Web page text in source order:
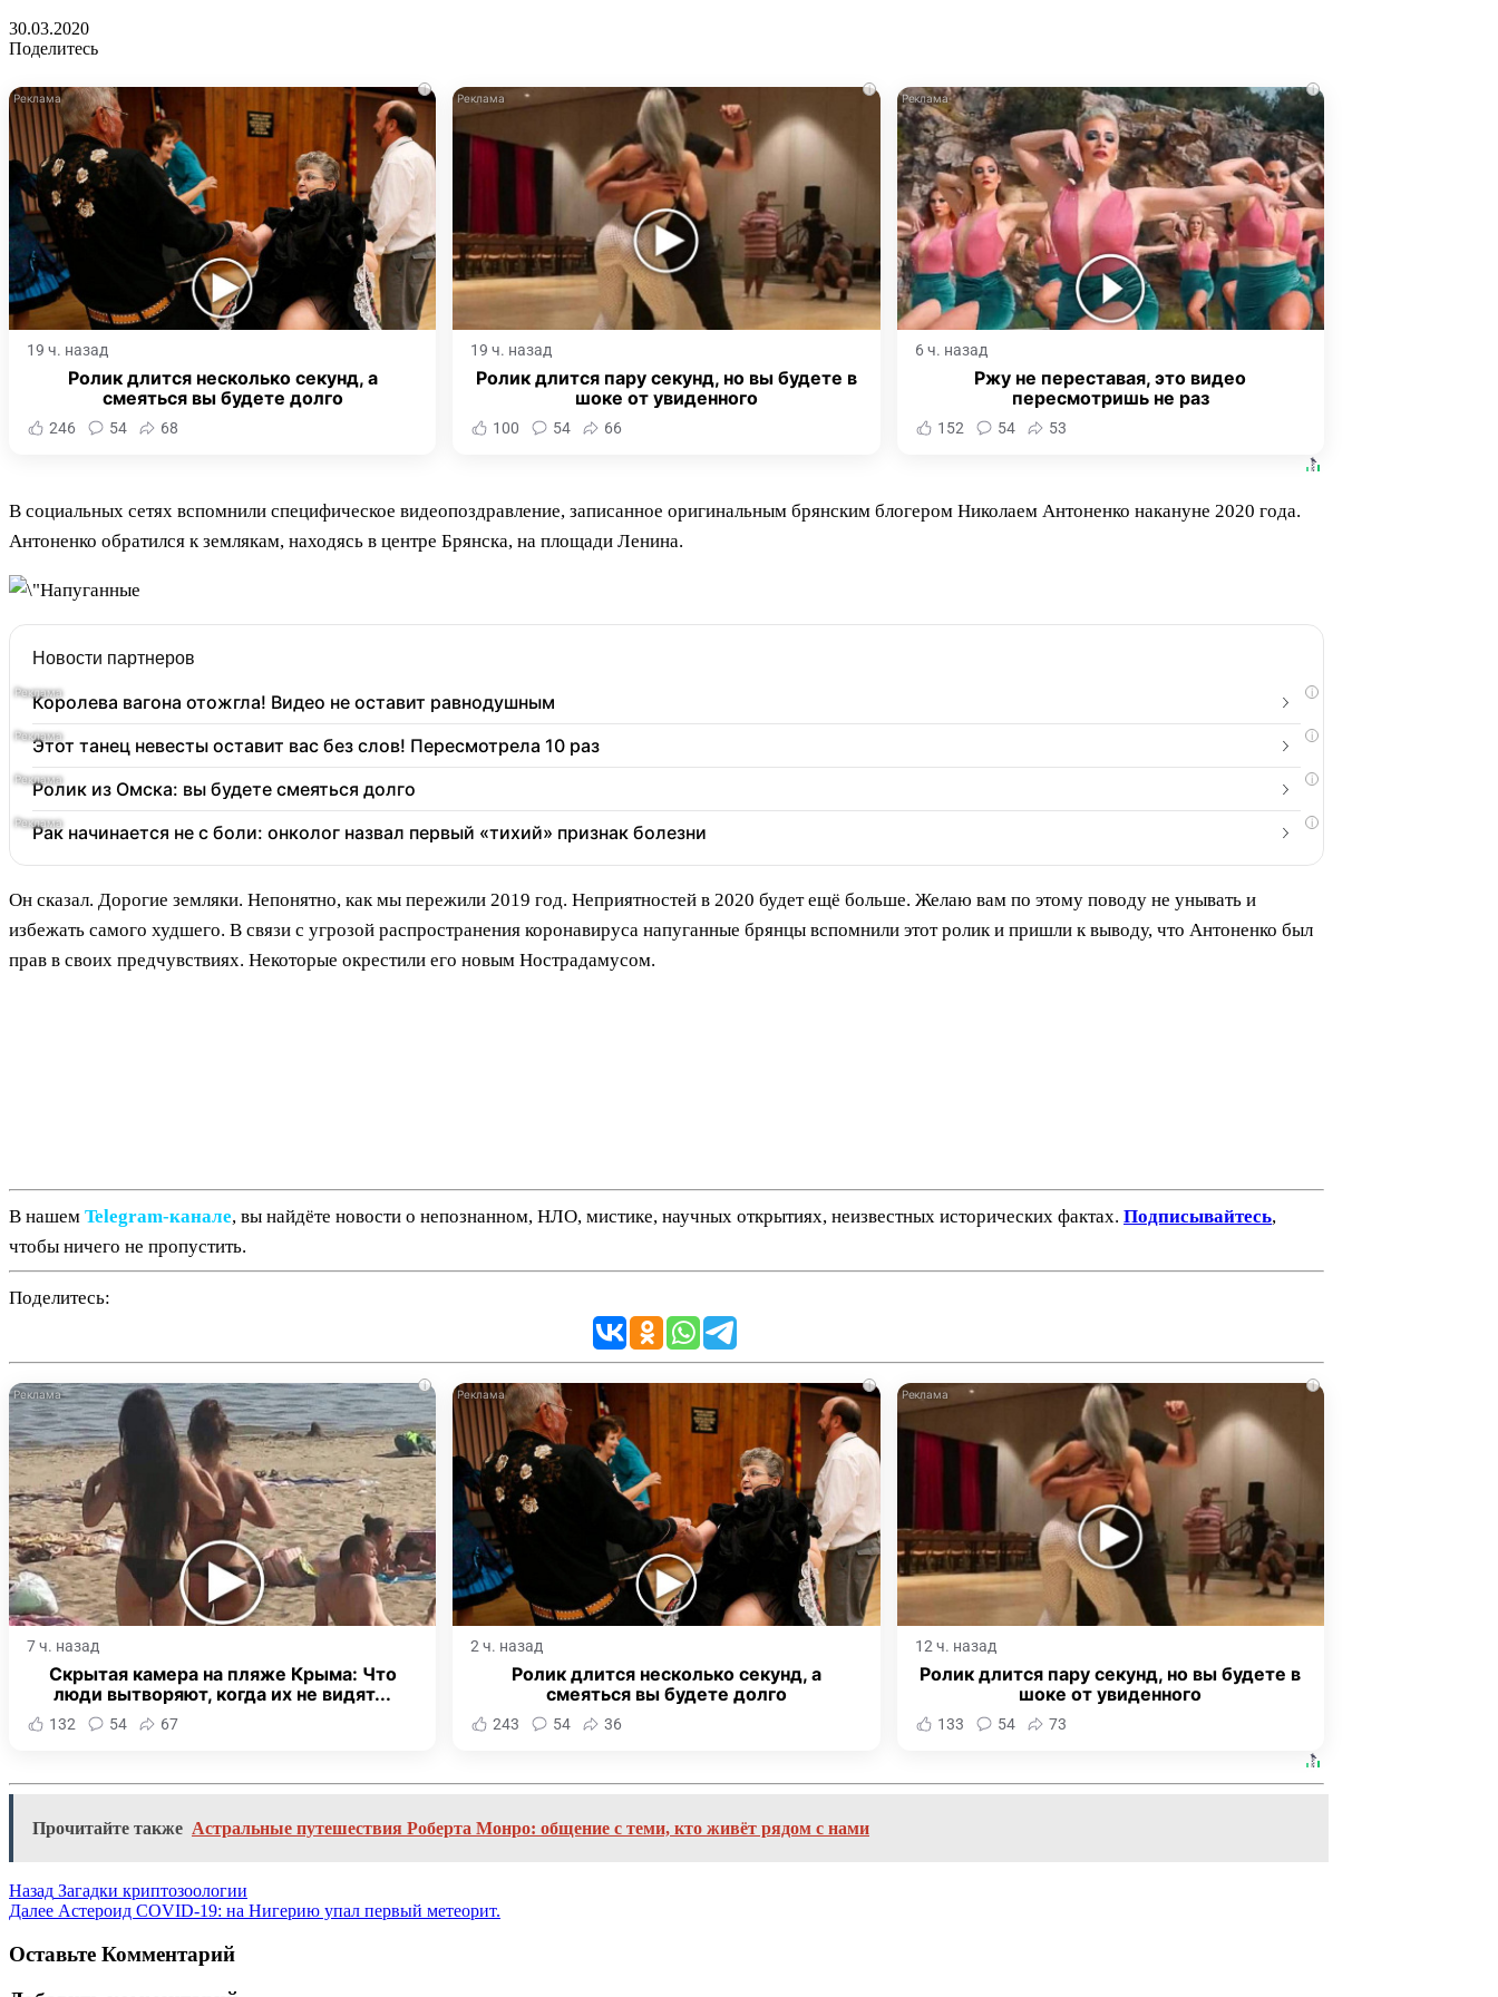
30.03.2020
Поделитесь
i
19 ч. назад
Ролик длится несколько секунд, а
смеяться вы будете долго
246 54 68
i
19 ч. назад
Ролик длится пару секунд, но вы будете в
шоке от увиденного
100 54 66
i
6 ч. назад
Ржу не переставая, это видео
пересмотришь не раз
152 54 53
В социальных сетях вспомнили специфическое видеопоздравление, записанное оригинальным брянским блогером Николаем Антоненко накануне 2020 года.
Антоненко обратился к землякам, находясь в центре Брянска, на площади Ленина.
Новости партнеров
i
Королева вагона отожгла! Видео не оставит равнодушным
i
Этот танец невесты оставит вас без слов! Пересмотрела 10 раз
i
Ролик из Омска: вы будете смеяться долго
i
Рак начинается не с боли: онколог назвал первый «тихий» признак болезни
Он сказал. Дорогие земляки. Непонятно, как мы пережили 2019 год. Неприятностей в 2020 будет ещё больше. Желаю вам по этому поводу не унывать и
избежать самого худшего. В связи с угрозой распространения коронавируса напуганные брянцы вспомнили этот ролик и пришли к выводу, что Антоненко был
прав в своих предчувствиях. Некоторые окрестили его новым Нострадамусом.
В нашем Telegram‑канале, вы найдёте новости о непознанном, НЛО, мистике, научных открытиях, неизвестных исторических фактах. Подписывайтесь,
чтобы ничего не пропустить.
Поделитесь:
i
7 ч. назад
Скрытая камера на пляже Крыма: Что
люди вытворяют, когда их не видят...
132 54 67
i
2 ч. назад
Ролик длится несколько секунд, а
смеяться вы будете долго
243 54 36
i
12 ч. назад
Ролик длится пару секунд, но вы будете в
шоке от увиденного
133 54 73
Прочитайте также Астральные путешествия Роберта Монро: общение с теми, кто живёт рядом с нами
Назад Загадки криптозоологии
Далее Астероид COVID-19: на Нигерию упал первый метеорит.
Оставьте Комментарий